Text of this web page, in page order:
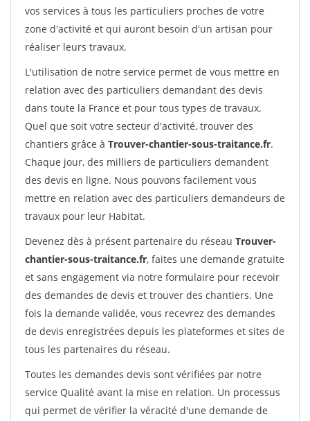
vos services à tous les particuliers proches de votre
zone d'activité et qui auront besoin d'un artisan pour
réaliser leurs travaux.
L'utilisation de notre service permet de vous mettre en
relation avec des particuliers demandant des devis
dans toute la France et pour tous types de travaux.
Quel que soit votre secteur d'activité, trouver des
chantiers grâce à Trouver-chantier-sous-traitance.fr.
Chaque jour, des milliers de particuliers demandent
des devis en ligne. Nous pouvons facilement vous
mettre en relation avec des particuliers demandeurs de
travaux pour leur Habitat.
Devenez dès à présent partenaire du réseau Trouver-
chantier-sous-traitance.fr, faites une demande gratuite
et sans engagement via notre formulaire pour recevoir
des demandes de devis et trouver des chantiers. Une
fois la demande validée, vous recevrez des demandes
de devis enregistrées depuis les plateformes et sites de
tous les partenaires du réseau.
Toutes les demandes devis sont vérifiées par notre
service Qualité avant la mise en relation. Un processus
qui permet de vérifier la véracité d'une demande de